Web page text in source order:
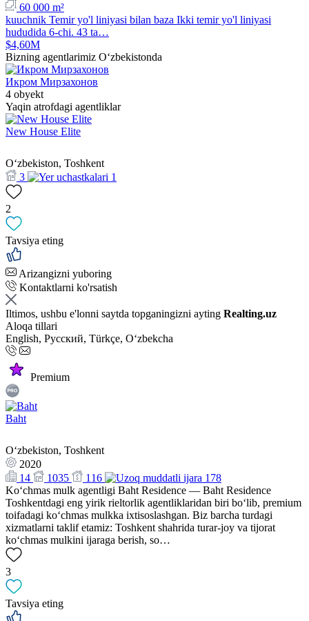
60 000 m²
kuuchnik Temir yo'l liniyasi bilan baza Ikki temir yo'l liniyasi
hududida 6-chi. 43 ta…
$4,60M
Bizning agentlarimiz O‘zbekistonda
Икром Мирзахонов
4 obyekt
Yaqin atrofdagi agentliklar
New House Elite
Oʻzbekiston, Toshkent
3
1
2
Tavsiya eting
Arizangizni yuboring
Kontaktlarni ko'rsatish
Iltimos, ushbu e'lonni saytda topganingizni ayting Realting.uz
Aloqa tillari
English, Русский, Türkçe, Oʻzbekcha
Premium
Baht
Oʻzbekiston, Toshkent
2020
14
1035 116
178
Ko‘chmas mulk agentligi Baht Residence — Baht Residence
Toshkentdagi eng yirik rieltorlik agentliklaridan biri bo‘lib, premium
toifadagi ko‘chmas mulkka ixtisoslashgan. Biz barcha turdagi
xizmatlarni taklif etamiz: Toshkent shahrida turar-joy va tijorat
ko‘chmas mulkini ijaraga berish, so…
3
Tavsiya eting